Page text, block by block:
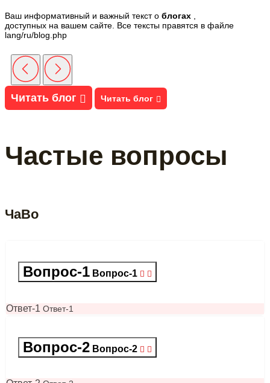
Ваш информативный и важный текст о блогах
доступных на вашем сайте. Все тексты правятся в файле
lang/ru/blog.php
Читать блог Читать блог
Частые вопросы
ЧаВо
Вопрос-1 Вопрос-1
Ответ-1 Ответ-1
Вопрос-2 Вопрос-2